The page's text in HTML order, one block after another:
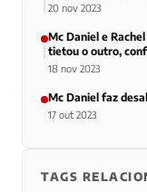
20 nov 2023
Mc Daniel e
tietou o outro,
18 nov 2023
Mc Daniel faz
17 out 2023
TAGS